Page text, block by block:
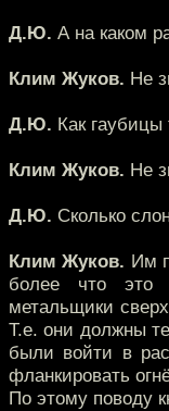
Д.Ю. А на каком
Клим Жуков. Не
Д.Ю. Как
Клим Жуков. Не
Д.Ю. Сколько
Клим Жуков. Им
более что это
метальщики
Т.е. они должны
были войти в
фланкировать
По этому поводу